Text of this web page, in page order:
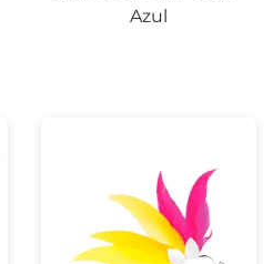
Azul